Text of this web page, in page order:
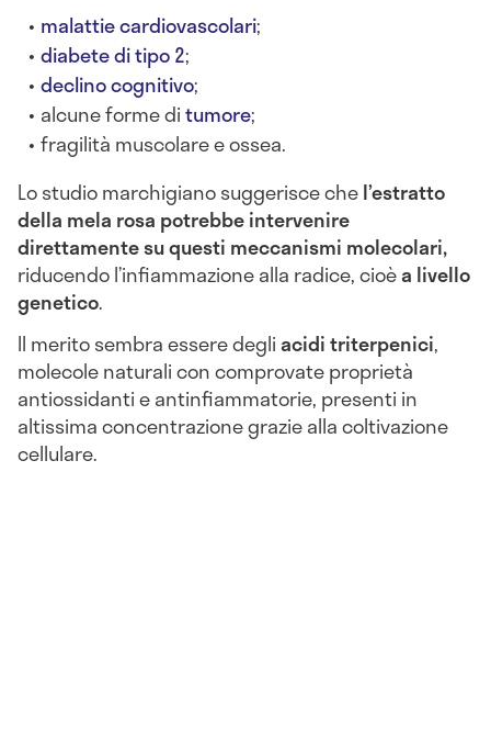
malattie cardiovascolari;
diabete di tipo 2;
declino cognitivo;
alcune forme ditumore;
fragilità muscolare e ossea.
Lo studio marchigiano suggerisce chel’estratto
della mela rosa potrebbe intervenire
direttamente su questi meccanismi molecolari,
riducendo l’infiammazione alla radice, cioèa livello
genetico.
Il merito sembra essere degliacidi triterpenici,
molecole naturali con comprovate proprietà
antiossidanti e antinfiammatorie, presenti in
altissima concentrazione grazie alla coltivazione
cellulare.